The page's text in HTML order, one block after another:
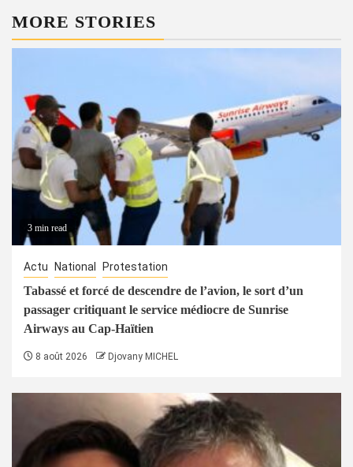
MORE STORIES
3 min read
Actu National Protestation
Tabassé et forcé de descendre de l’avion, le sort d’un
passager critiquant le service médiocre de Sunrise
Airways au Cap-Haïtien
8 août 2026 Djovany MICHEL